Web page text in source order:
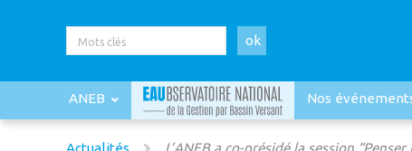
ok
ANEB Nos
Actualités L’ANEB a co-présidé la session